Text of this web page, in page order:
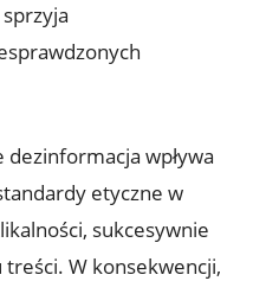
wpływa
etyczne w
sukcesywnie
W konsekwencji,